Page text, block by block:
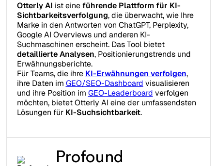
Otterly AI ist eineführende Plattform für KI-
Sichtbarkeitsverfolgung, die überwacht, wie Ihre
Marke in den Antworten von ChatGPT, Perplexity,
Google AI Overviews und anderen KI-
Suchmaschinen erscheint. Das Tool bietet
detaillierte Analysen, Positionierungstrends und
Erwähnungsberichte.
Für Teams, die ihre KI-Erwähnungen verfolgen,
ihre Daten im GEO/SEO-Dashboard visualisieren
und ihre Position im GEO-Leaderboard verfolgen
möchten, bietet Otterly AI eine der umfassendsten
Lösungen für KI-Suchsichtbarkeit.
Profound